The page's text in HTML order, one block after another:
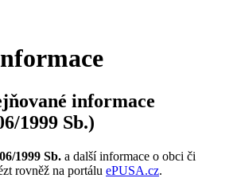
informace
1999 Sb.)
1999 Sb. a další informace o obci či
rovněž na portálu ePUSA.cz.